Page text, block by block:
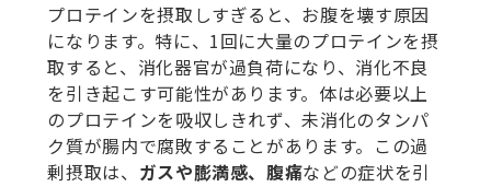
プロテインを摂取しすぎると、お腹を壊す原因
になります。特に、1回に大量のプロテインを摂
取すると、消化器官が過負荷になり、消化不良
を引き起こす可能性があります。体は必要以上
のプロテインを吸収しきれず、未消化のタンパ
ク質が腸内で腐敗することがあります。この過
剰摂取は、 ガスや膨満感、腹痛などの症状を引